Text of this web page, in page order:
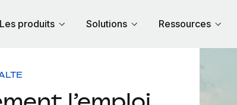
Les produits Solutions Ressources